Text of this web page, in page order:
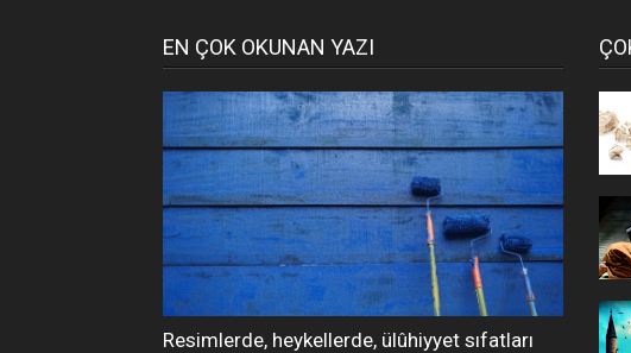
EN ÇOK OKUNAN YAZI
Resimlerde, heykellerde, ülûhiyyet sıfatları